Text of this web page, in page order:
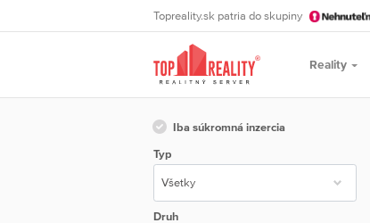
Topreality.sk patria do skupiny
Reality
Iba súkromná inzercia
Typ
Druh